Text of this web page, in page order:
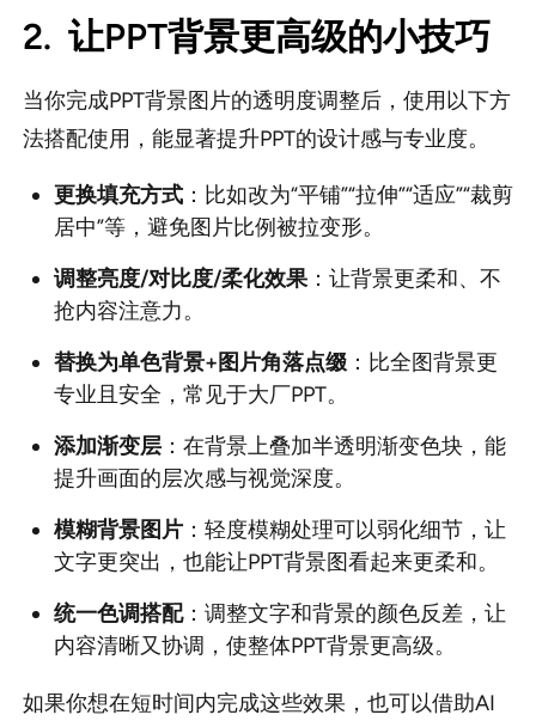
2. 让PPT背景更高级的小技巧
当你完成PPT背景图片的透明度调整后，使用以下方
法搭配使用，能显著提升PPT的设计感与专业度。
更换填充方式：比如改为“平铺”“拉伸”“适应”“裁剪
居中”等，避免图片比例被拉变形。
调整亮度/对比度/柔化效果：让背景更柔和、不
抢内容注意力。
替换为单色背景+图片角落点缀：比全图背景更
专业且安全，常见于大厂PPT。
添加渐变层：在背景上叠加半透明渐变色块，能
提升画面的层次感与视觉深度。
模糊背景图片：轻度模糊处理可以弱化细节，让
文字更突出，也能让PPT背景图看起来更柔和。
统一色调搭配：调整文字和背景的颜色反差，让
内容清晰又协调，使整体PPT背景更高级。
如果你想在短时间内完成这些效果，也可以借助AI